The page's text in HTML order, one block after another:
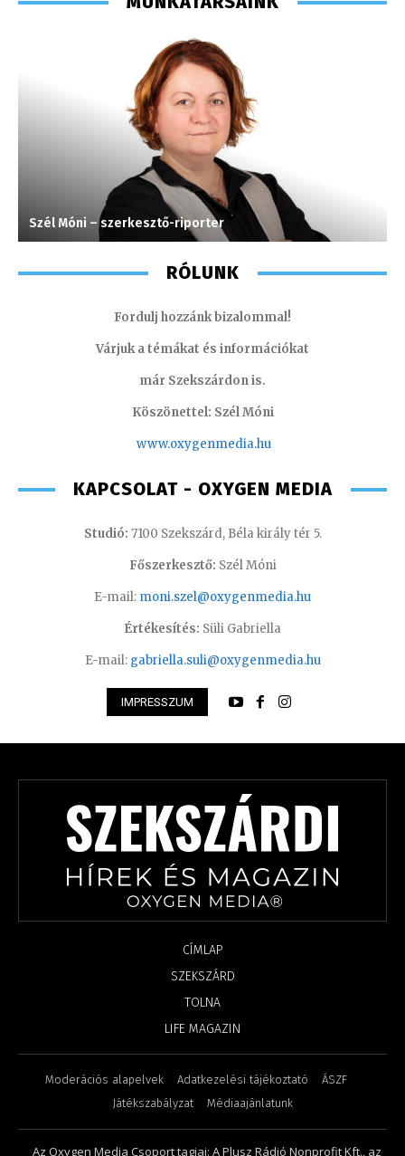
Szél Móni – szerkesztő-riporter
RÓLUNK
Fordulj hozzánk bizalommal!
Várjuk a témákat és információkat
már Szekszárdon is.
Köszönettel: Szél Móni
www.oxygenmedia.hu
KAPCSOLAT - OXYGEN MEDIA
Studió: 7100 Szekszárd, Béla király tér 5.
Főszerkesztő: Szél Móni
E-mail: moni.szel@oxygenmedia.hu
Értékesítés: Süli Gabriella
E-mail: gabriella.suli@oxygenmedia.hu
IMPRESSZUM
CÍMLAP
SZEKSZÁRD
TOLNA
LIFE MAGAZIN
Moderációs alapelvek Adatkezelési tájékoztató
ÁSZF
Játékszabályzat
Médiaajánlatunk
Az Oxygen Media Csoport tagjai: A Plusz Rádió Nonprofit Kft., az